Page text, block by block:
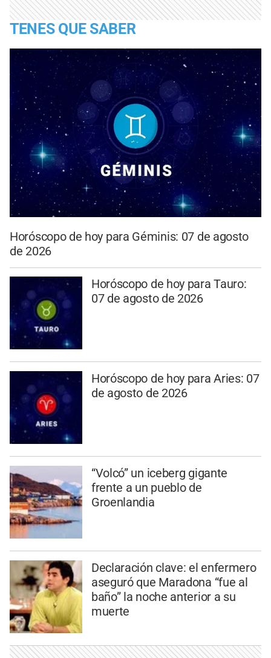
TENES QUE SABER
Horóscopo de hoy para Géminis: 07 de agosto
de 2026
Horóscopo de hoy para Tauro:
07 de agosto de 2026
Horóscopo de hoy para Aries: 07
de agosto de 2026
“Volcó” un iceberg gigante
frente a un pueblo de
Groenlandia
Declaración clave: el enfermero
aseguró que Maradona “fue al
baño” la noche anterior a su
muerte